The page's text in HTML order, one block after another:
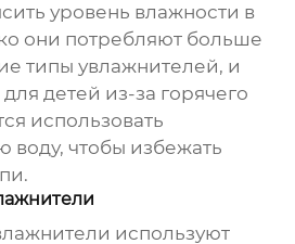
уровень влажности в
они потребляют больше
типы увлажнителей, и
детей из-за горячего
использовать
воду, чтобы избежать
используют